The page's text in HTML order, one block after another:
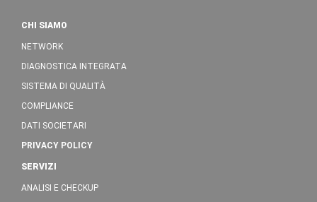
CHI SIAMO
NETWORK
DIAGNOSTICA INTEGRATA
SISTEMA DI QUALITÀ
COMPLIANCE
DATI SOCIETARI
PRIVACY POLICY
SERVIZI
ANALISI E CHECKUP